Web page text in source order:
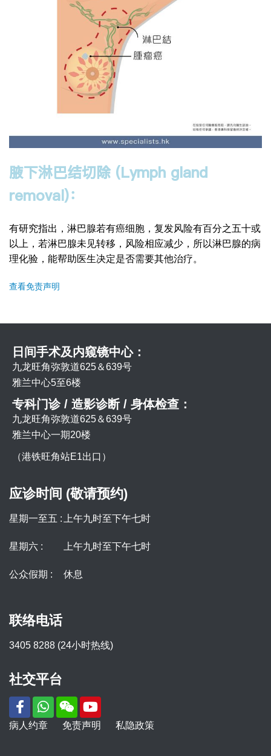
腋下淋巴结切除 (Lymph gland
removal)：
有研究指出，淋巴腺若有癌细胞，复发风险有百分之五十或
以上，若淋巴腺未见转移，风险相应减少，所以淋巴腺的病
理化验，能帮助医生决定是否需要其他治疗。
查看免责声明
日间手术及内窥镜中心：
九龙旺角弥敦道625＆639号
雅兰中心5至6楼
专科门诊 / 造影诊断 / 身体检查：
九龙旺角弥敦道625＆639号
雅兰中心一期20楼
（港铁旺角站E1出口）
应诊时间 (敬请预约)
星期一至五 : 上午九时至下午七时
星期六 : 上午九时至下午七时
公众假期 : 休息
联络电话
3405 8288 (24小时热线)
社交平台
病人约章 免责声明 私隐政策